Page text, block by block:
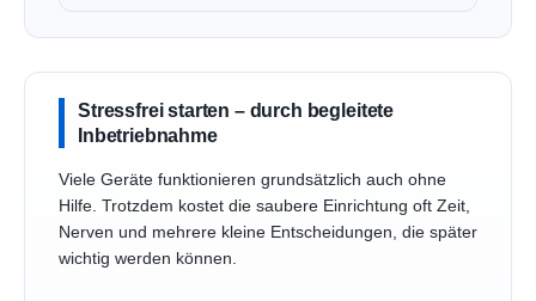
Stressfrei starten – durch begleitete
Inbetriebnahme
Viele Geräte funktionieren grundsätzlich auch ohne
Hilfe. Trotzdem kostet die saubere Einrichtung oft Zeit,
Nerven und mehrere kleine Entscheidungen, die später
wichtig werden können.